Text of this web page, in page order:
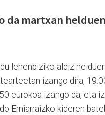
da martxan
lehenbiziko aldiz
izango dira,
eurokoa izango da, eta
Erniarraizko kideren